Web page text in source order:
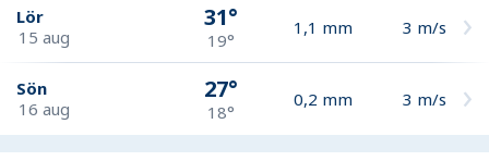
Lör
15 aug
31°
19°
1,1 mm 3 m/s
Sön
16 aug
27°
18°
0,2 mm 3 m/s